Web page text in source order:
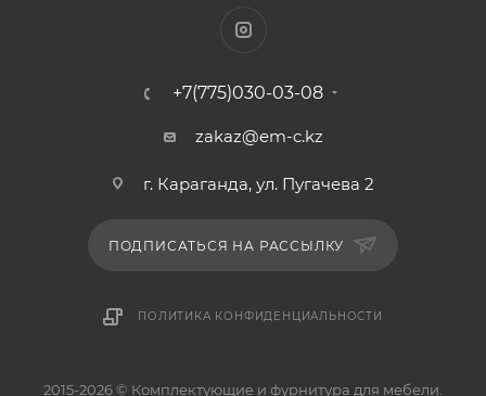
+7(775)030-03-08
zakaz@em-c.kz
г. Караганда, ул. Пугачева 2
ПОДПИСАТЬСЯ НА РАССЫЛКУ
ПОЛИТИКА КОНФИДЕНЦИАЛЬНОСТИ
2015-2026 © Комплектующие и фурнитура для мебели.